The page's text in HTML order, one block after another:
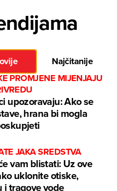
Najčitanije
PROMJENE MIJENJAJU
upozoravaju: Ako se
hrana bi mogla
JAKA SREDSTVA
vam blistati: Uz ove
uklonite otiske,
i tragove vode